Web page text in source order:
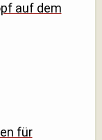
auf dem
für